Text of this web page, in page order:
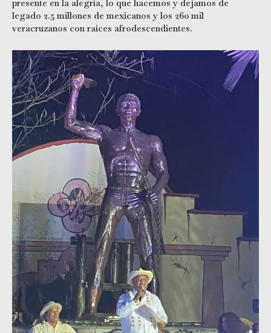
presente en la alegría, lo que hacemos y dejamos de
legado 2.5 millones de mexicanos y los 260 mil
veracruzanos con raíces afrodescendientes.